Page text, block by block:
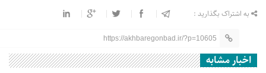
به اشتراک بگذارید :
https://akhbaregonbad.ir/?p=10605
اخبار مشابه